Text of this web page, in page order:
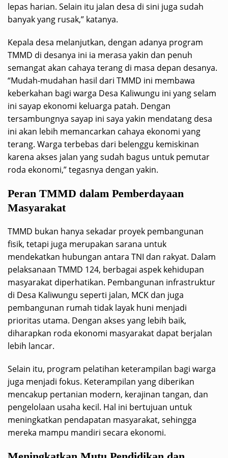
lepas harian. Selain itu jalan desa di sini juga sudah
banyak yang rusak,” katanya.
Kepala desa melanjutkan, dengan adanya program
TMMD di desanya ini ia merasa yakin dan penuh
semangat akan cahaya terang di masa depan desanya.
“Mudah-mudahan hasil dari TMMD ini membawa
keberkahan bagi warga Desa Kaliwungu ini yang selam
ini sayap ekonomi keluarga patah. Dengan
tersambungnya sayap ini saya yakin mendatang desa
ini akan lebih memancarkan cahaya ekonomi yang
terang. Warga terbebas dari belenggu kemiskinan
karena akses jalan yang sudah bagus untuk pemutar
roda ekonomi,” tegasnya dengan yakin.
Peran TMMD dalam Pemberdayaan
Masyarakat
TMMD bukan hanya sekadar proyek pembangunan
fisik, tetapi juga merupakan sarana untuk
mendekatkan hubungan antara TNI dan rakyat. Dalam
pelaksanaan TMMD 124, berbagai aspek kehidupan
masyarakat diperhatikan. Pembangunan infrastruktur
di Desa Kaliwungu seperti jalan, MCK dan juga
pembangunan rumah tidak layak huni menjadi
prioritas utama. Dengan akses yang lebih baik,
diharapkan roda ekonomi masyarakat dapat berjalan
lebih lancar.
Selain itu, program pelatihan keterampilan bagi warga
juga menjadi fokus. Keterampilan yang diberikan
mencakup pertanian modern, kerajinan tangan, dan
pengelolaan usaha kecil. Hal ini bertujuan untuk
meningkatkan pendapatan masyarakat, sehingga
mereka mampu mandiri secara ekonomi.